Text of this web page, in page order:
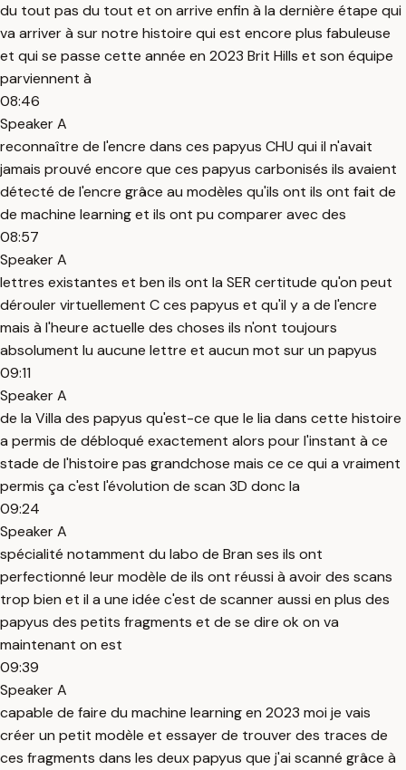
du tout pas du tout et on arrive enfin à la dernière étape qui
va arriver à sur notre histoire qui est encore plus fabuleuse
et qui se passe cette année en 2023 Brit Hills et son équipe
parviennent à
08:46
Speaker A
reconnaître de l'encre dans ces papyus CHU qui il n'avait
jamais prouvé encore que ces papyus carbonisés ils avaient
détecté de l'encre grâce au modèles qu'ils ont ils ont fait de
de machine learning et ils ont pu comparer avec des
08:57
Speaker A
lettres existantes et ben ils ont la SER certitude qu'on peut
dérouler virtuellement C ces papyus et qu'il y a de l'encre
mais à l'heure actuelle des choses ils n'ont toujours
absolument lu aucune lettre et aucun mot sur un papyus
09:11
Speaker A
de la Villa des papyus qu'est-ce que le lia dans cette histoire
a permis de débloqué exactement alors pour l'instant à ce
stade de l'histoire pas grandchose mais ce ce qui a vraiment
permis ça c'est l'évolution de scan 3D donc la
09:24
Speaker A
spécialité notamment du labo de Bran ses ils ont
perfectionné leur modèle de ils ont réussi à avoir des scans
trop bien et il a une idée c'est de scanner aussi en plus des
papyus des petits fragments et de se dire ok on va
maintenant on est
09:39
Speaker A
capable de faire du machine learning en 2023 moi je vais
créer un petit modèle et essayer de trouver des traces de
ces fragments dans les deux papyus que j'ai scanné grâce à